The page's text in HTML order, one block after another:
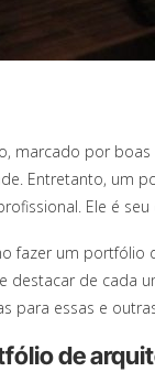
marcado por
Entretanto, um
Ele é
fazer um
destacar de cada
para essas e
de